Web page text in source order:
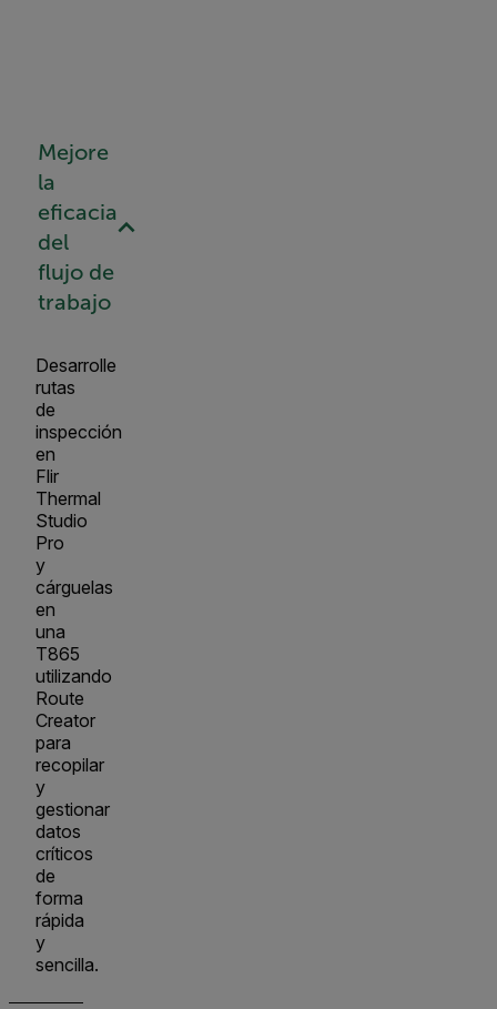
Mejore
la
eficacia
del
flujo de
trabajo
Desarrolle
rutas
de
inspección
en
Flir
Thermal
Studio
Pro
y
cárguelas
en
una
T865
utilizando
Route
Creator
para
recopilar
y
gestionar
datos
críticos
de
forma
rápida
y
sencilla.